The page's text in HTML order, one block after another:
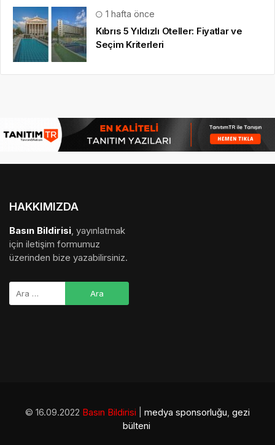
1 hafta önce
Kıbrıs 5 Yıldızlı Oteller: Fiyatlar ve
Seçim Kriterleri
HAKKIMIZDA
Basın Bildirisi, yayınlatmak
için iletişim formumuz
üzerinden bize yazabilirsiniz.
© 16.09.2022 Basın Bildirisi medya sponsorluğu, gezi
bülteni